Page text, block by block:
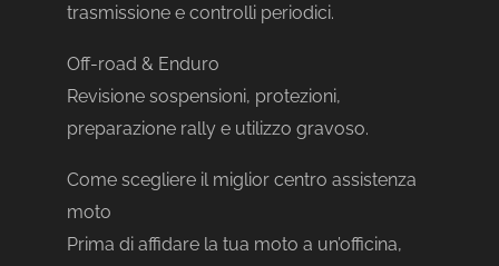
trasmissione e controlli periodici.
Off-road & Enduro
Revisione sospensioni, protezioni,
preparazione rally e utilizzo gravoso.
Come scegliere il miglior centro assistenza
moto
Prima di affidare la tua moto a un’officina,